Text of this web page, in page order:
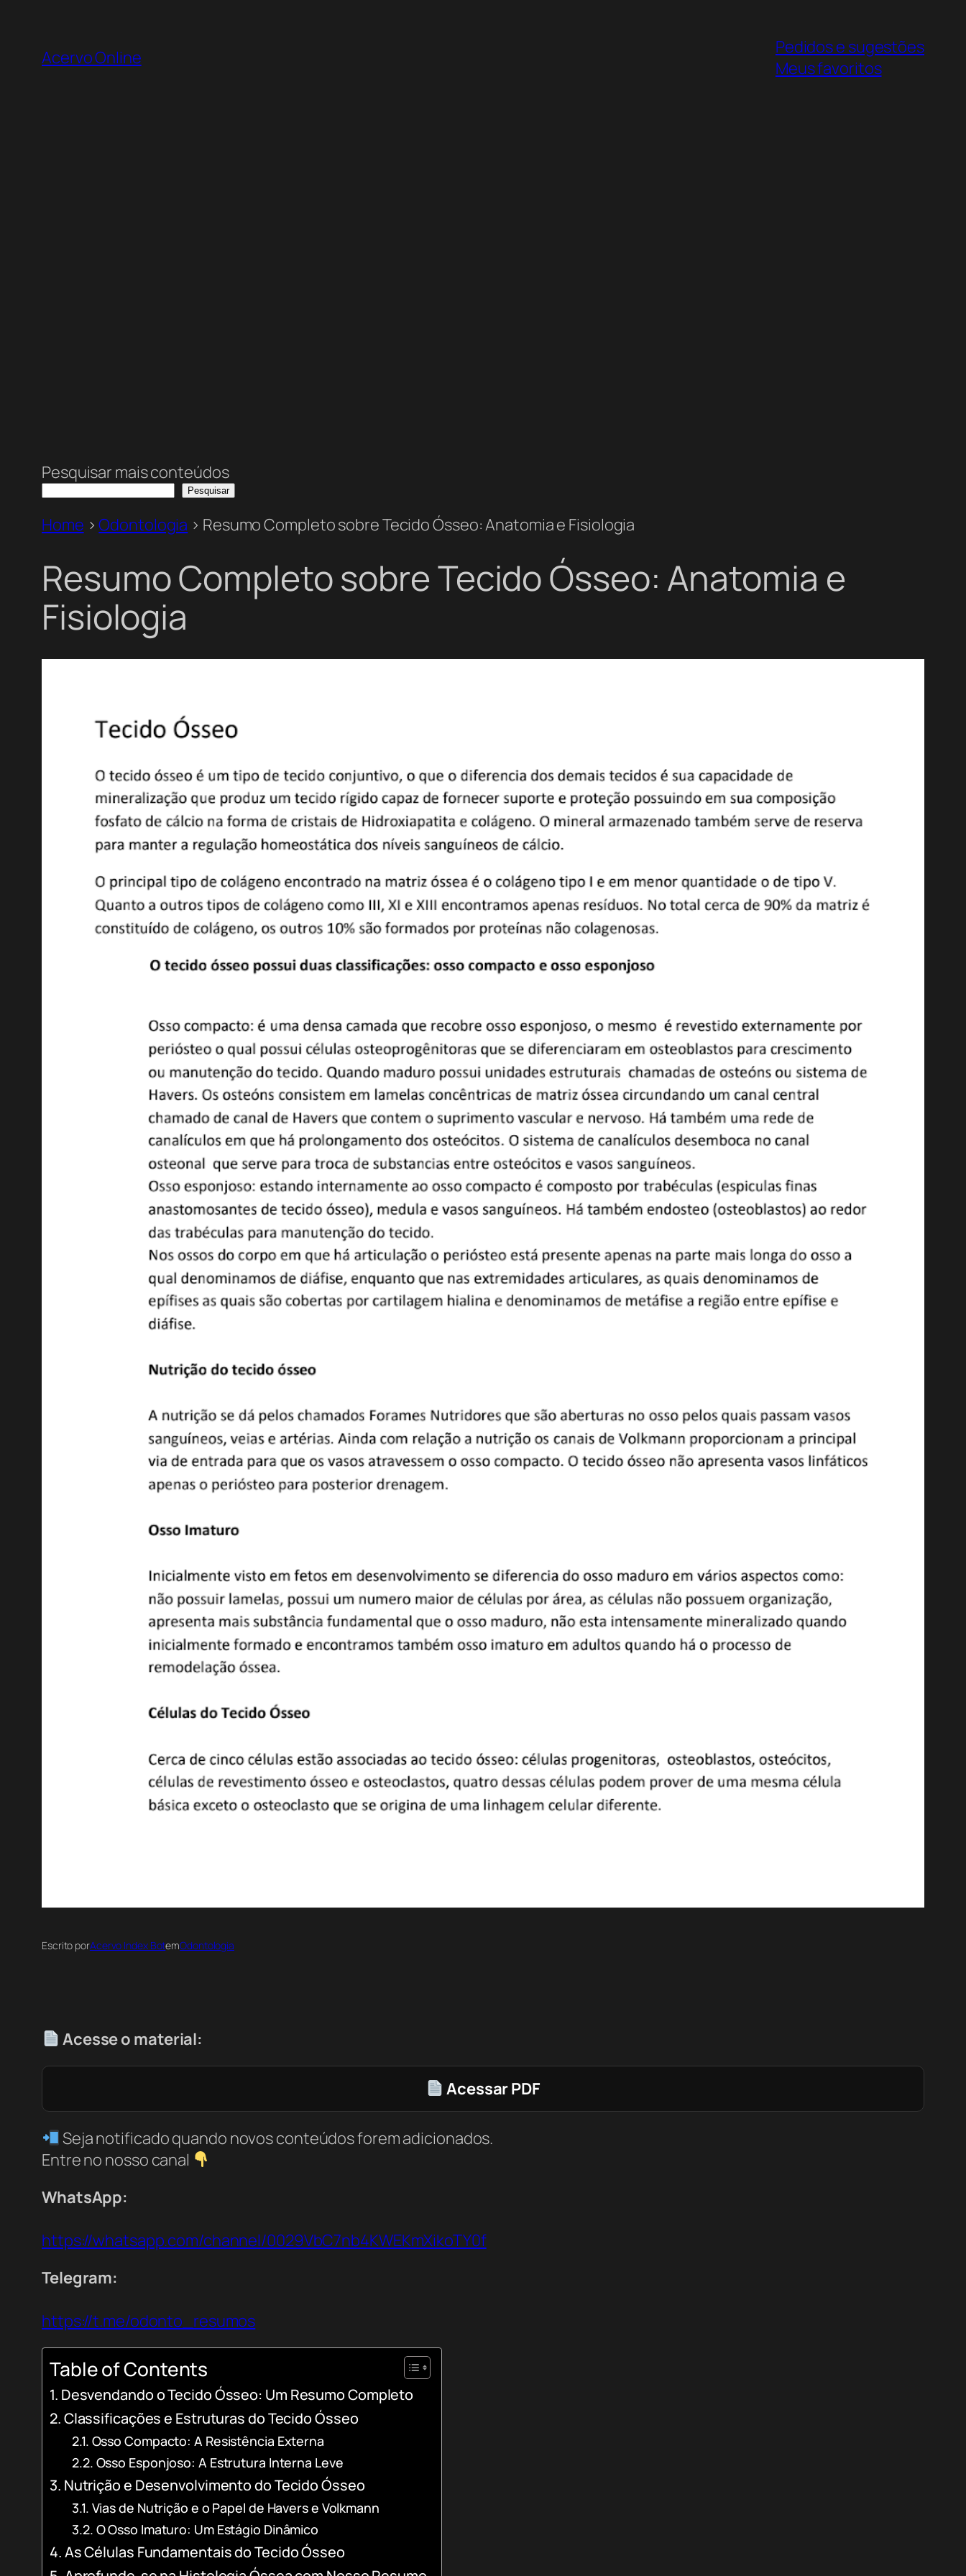
Acervo Online
Pedidos e sugestões
Meus favoritos
Pesquisar mais conteúdos
Pesquisar
Home >Odontologia > Resumo Completo sobre Tecido Ósseo: Anatomia e Fisiologia
Resumo Completo sobre Tecido Ósseo: Anatomia e
Fisiologia
Escrito porAcervo Index BotemOdontologia
Acesse o material:
Acessar PDF
Seja notificado quando novos conteúdos forem adicionados.
Entre no nosso canal
WhatsApp:
https://whatsapp.com/channel/0029VbC7nb4KWEKmXikoTY0f
Telegram:
https://t.me/odonto_resumos
Table of Contents
Desvendando o Tecido Ósseo: Um Resumo Completo
Classificações e Estruturas do Tecido Ósseo
Osso Compacto: A Resistência Externa
Osso Esponjoso: A Estrutura Interna Leve
Nutrição e Desenvolvimento do Tecido Ósseo
Vias de Nutrição e o Papel de Havers e Volkmann
O Osso Imaturo: Um Estágio Dinâmico
As Células Fundamentais do Tecido Ósseo